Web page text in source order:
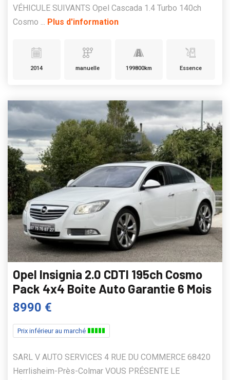
VÉHICULE SUIVANTS Opel Cascada 1.4 Turbo 140ch
Cosmo ... Plus d'information
2014 manuelle 199800km Essence
Opel Insignia 2.0 CDTI 195ch Cosmo
Pack 4x4 Boite Auto Garantie 6 Mois
8990 €
Prix inférieur au marché
SARL V AUTO SERVICES 4 RUE DU COMMERCE 68420
Herrlisheim-Près-Colmar VOUS PRÉSENTE LE